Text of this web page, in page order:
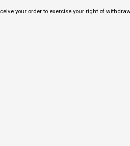
your order to exercise your right of